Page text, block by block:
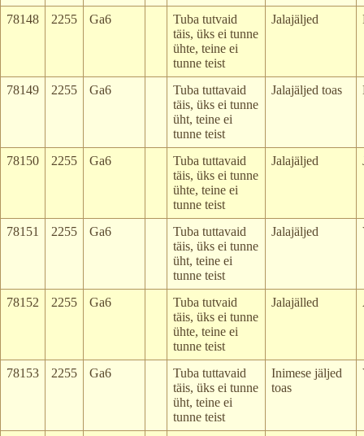
78148 2255 Ga6
Tuba tutvaid
täis, üks ei tunne
ühte, teine ei
tunne teist
Jalajäljed
78149 2255 Ga6
Tuba tuttavaid
täis, üks ei tunne
üht, teine ei
tunne teist
Jalajäljed toas
78150 2255 Ga6
Tuba tuttavaid
täis, üks ei tunne
ühte, teine ei
tunne teist
Jalajäljed
78151 2255 Ga6
Tuba tuttavaid
täis, üks ei tunne
üht, teine ei
tunne teist
Jalajäljed
78152 2255 Ga6
Tuba tutvaid
täis, üks ei tunne
ühte, teine ei
tunne teist
Jalajälled
78153 2255 Ga6
Tuba tuttavaid
täis, üks ei tunne
üht, teine ei
tunne teist
Inimese jäljed
toas